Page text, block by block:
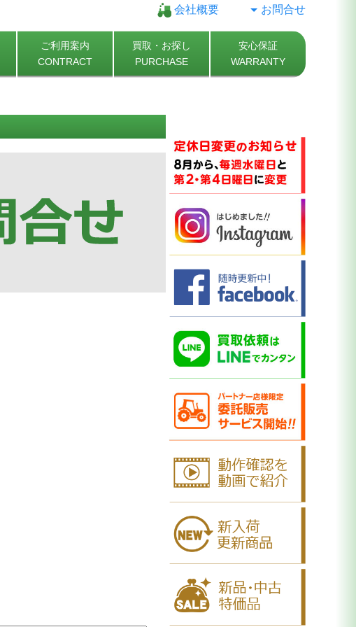
会社概要 お問合せ
ご利用案内
CONTRACT
買取・お探し
PURCHASE
安心保証
WARRANTY